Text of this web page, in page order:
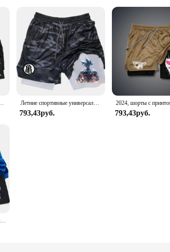
и карманом для телефона, петля для полотенец, спортивная одежда, одежда Летние спортивные универсальные быстросохнущие мужские шорты с аниме-принтом, повседневные повседневные шорты с индивидуальным принтом 2024
793,43руб. 793,43руб.
Мужские шорты для выступлений в стиле аниме Hunter x Hunter, дышащие шорты для спортзала с пауком, летние спортивные шорты для фитнеса, бега